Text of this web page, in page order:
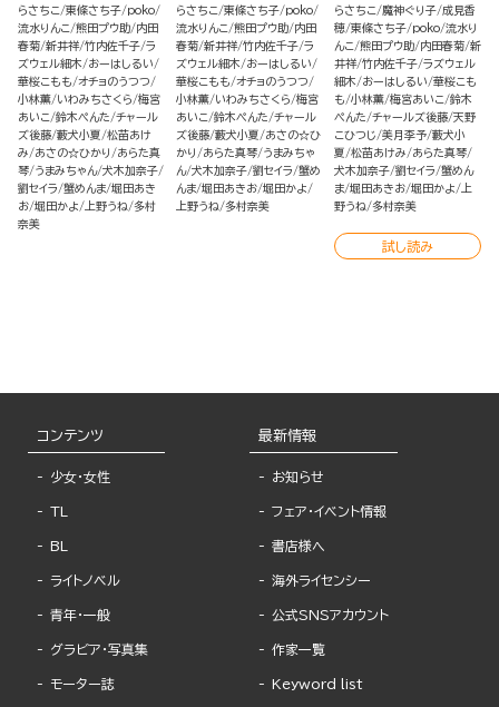
らさちこ 東條さち子 poko
流水りんこ 熊田プウ助 内田
春菊 新井祥 竹内佐千子 ラ
ズウェル細木
おーはしるい
華桜こもも オチョのうつつ
小林薫 いわみちさくら 梅宮
あいこ 鈴木ぺんた チャール
ズ後藤 藪犬小夏 松苗あけ
み
あさの☆ひかり
あらた真
琴 うまみちゃん 犬木加奈子
劉セイラ 蟹めんま 堀田あき
お 堀田かよ 上野うね 多村
奈美
らさちこ 東條さち子 poko
流水りんこ 熊田プウ助 内田
春菊 新井祥 竹内佐千子 ラ
ズウェル細木
おーはしるい
華桜こもも オチョのうつつ
小林薫 いわみちさくら 梅宮
あいこ 鈴木ぺんた チャール
ズ後藤 藪犬小夏
あさの☆ひ
かり
あらた真琴 うまみちゃ
ん 犬木加奈子 劉セイラ 蟹め
んま 堀田あきお 堀田かよ
上野うね 多村奈美
らさちこ 魔神ぐり子 成見香
穂 東條さち子 poko 流水り
んこ 熊田プウ助 内田春菊 新
井祥 竹内佐千子 ラズウェル
細木
おーはしるい 華桜こも
も 小林薫 梅宮あいこ 鈴木
ぺんた チャールズ後藤 天野
こひつじ 美月李予 藪犬小
夏 松苗あけみ
あらた真琴
犬木加奈子 劉セイラ 蟹めん
ま 堀田あきお 堀田かよ
上
野うね 多村奈美
試し読み
コンテンツ
少女・女性
TL
BL
ライトノベル
青年・一般
グラビア・写真集
モーター誌
最新情報
お知らせ
フェア・イベント情報
書店様へ
海外ライセンシー
公式SNSアカウント
作家一覧
Keyword list